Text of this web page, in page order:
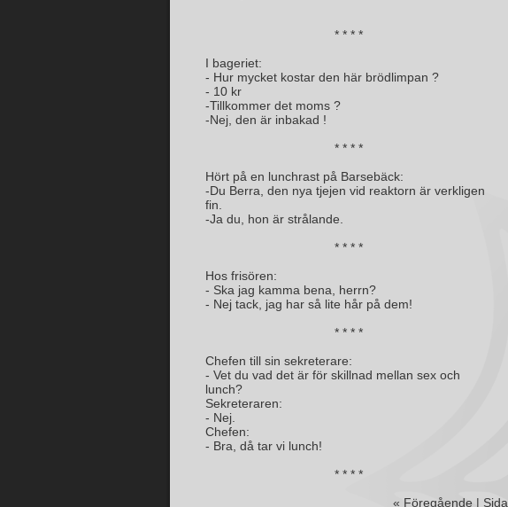
* * * *
I bageriet:
- Hur mycket kostar den här brödlimpan ?
- 10 kr
-Tillkommer det moms ?
-Nej, den är inbakad !
* * * *
Hört på en lunchrast på Barsebäck:
-Du Berra, den nya tjejen vid reaktorn är verkligen
fin.
-Ja du, hon är strålande.
* * * *
Hos frisören:
- Ska jag kamma bena, herrn?
- Nej tack, jag har så lite hår på dem!
* * * *
Chefen till sin sekreterare:
- Vet du vad det är för skillnad mellan sex och
lunch?
Sekreteraren:
- Nej.
Chefen:
- Bra, då tar vi lunch!
* * * *
« Föregående | Sida